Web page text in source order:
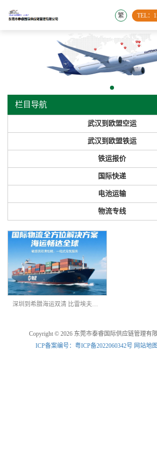
TEL：
繁
栏目导航
武汉到欧盟空运
武汉到欧盟铁运
铁运报价
国际快递
电池运输
物流专线
深圳到希腊海运双清 比雷埃夫斯港海派 DDP 专线
Copyright © 2026 东莞市泰睿国际供应链管理有
ICP备案编号：粤ICP备2022060342号 网站地图